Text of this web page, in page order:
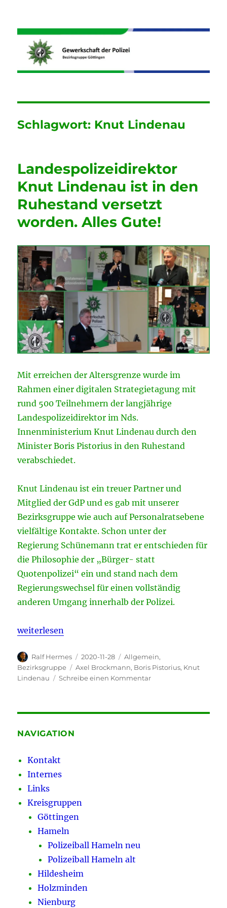
Informationen der GdP
Bezirksgruppe Göttingen
Schlagwort: Knut Lindenau
Landespolizeidirektor
Knut Lindenau ist in den
Ruhestand versetzt
worden. Alles Gute!
Mit erreichen der Altersgrenze wurde im
Rahmen einer digitalen Strategietagung mit
rund 500 Teilnehmern der langjährige
Landespolizeidirektor im Nds.
Innenministerium Knut Lindenau durch den
Minister Boris Pistorius in den Ruhestand
verabschiedet.
Knut Lindenau ist ein treuer Partner und
Mitglied der GdP und es gab mit unserer
Bezirksgruppe wie auch auf Personalratsebene
vielfältige Kontakte. Schon unter der
Regierung Schünemann trat er entschieden für
die Philosophie der „Bürger- statt
Quotenpolizei“ ein und stand nach dem
Regierungswechsel für einen vollständig
anderen Umgang innerhalb der Polizei.
„Landespolizeidirektor Knut Lindenau ist in den
weiterlesen
Autor
Ralf Hermes
Veröffentlicht
am
2020-11-28 Kategorien
Allgemein,
Bezirksgruppe
Schlagwörter
Axel Brockmann, Boris Pistorius, Knut
Lindenau
Schreibe einen Kommentarzu
NAVIGATION
Kontakt
Internes
Links
Kreisgruppen
Göttingen
Hameln
Polizeiball Hameln neu
Polizeiball Hameln alt
Hildesheim
Holzminden
Nienburg